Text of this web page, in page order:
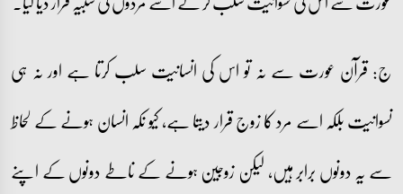
ج: قرآن عورت سے نہ تو اس کی انسانیت سلب کرتا ہے اور نہ ہی
نسوانیت بلکہ اسے مرد کا زوج قرار دیتا ہے، کیو نکہ انسان ہونے کے لحاظ
سے یہ دونوں برابر ہیں، لیکن زوجین ہونے کے ناطے دونوں کے اپنے